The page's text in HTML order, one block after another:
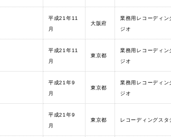
平成21年11
月
大阪府
業務用レコーディン
ジオ
平成21年11
月
東京都
業務用レコーディン
ジオ
平成21年9
月
東京都
業務用レコーディン
ジオ
平成21年9
月
東京都 レコーディングスタ